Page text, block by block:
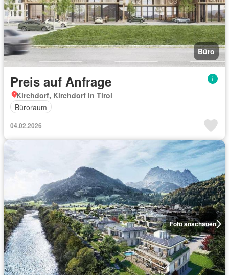
Büro
Preis auf Anfrage
Kirchdorf, Kirchdorf in Tirol
Büroraum
04.02.2026
Foto anschauen